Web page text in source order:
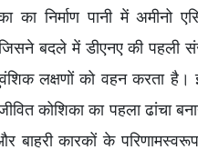
का निर्माण पानी में अमीनो
जिसने बदले में डीएनए की पहली
लक्षणों को वहन करता है।
कोशिका का पहला ढांचा
और बाहरी कारकों के